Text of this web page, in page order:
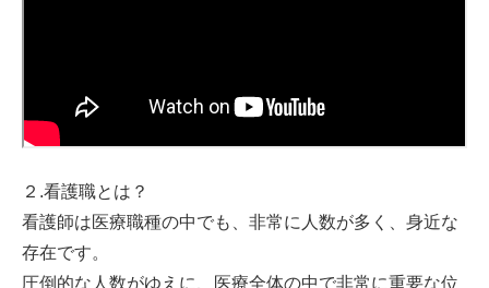
２.看護職とは？
看護師は医療職種の中でも、非常に人数が多く、身近な
存在です。
圧倒的な人数がゆえに、医療全体の中で非常に重要な位